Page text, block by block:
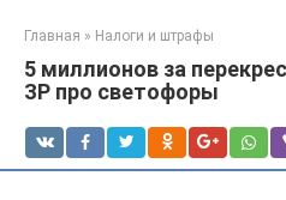
Главная » Налоги и штрафы
5 миллионов за
ЗР про светофоры